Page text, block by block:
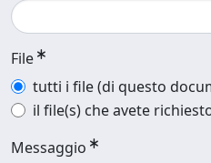
File
tutti i file (di questo
il file(s) che avete
Messaggio